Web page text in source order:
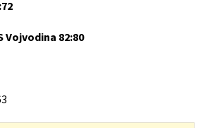
Vojvodina 82:80